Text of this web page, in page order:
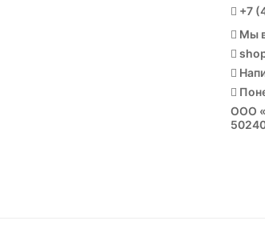
+7
Мы
ООО